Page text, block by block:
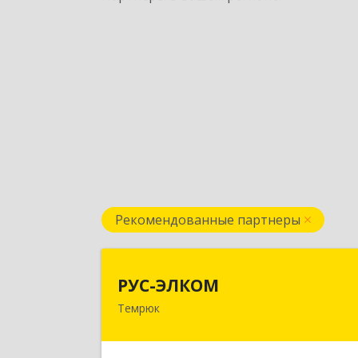
Рекомендованные партнеры
РУС-ЭЛКОМ
Темрюк